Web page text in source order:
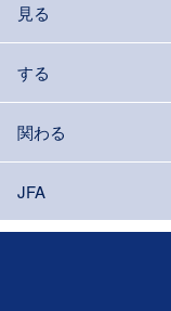
見る
する
関わる
JFA